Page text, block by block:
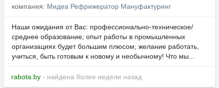
компания: Мидеа Рефрижератор Мануфактуринг
Наши ожидания от Вас: профессионально-техническое/
среднее образование; опыт работы в промышленных
организациях будет большим плюсом; желание работать,
учиться, быть готовым к новому и необычному! Что мы...
rabota.by - найдена более недели назад